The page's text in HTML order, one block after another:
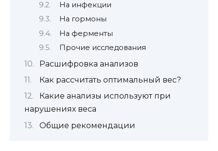
На инфекции
На гормоны
На ферменты
Прочие исследования
Расшифровка анализов
Как рассчитать оптимальный вес?
Какие анализы используют при
нарушениях веса
Общие рекомендации